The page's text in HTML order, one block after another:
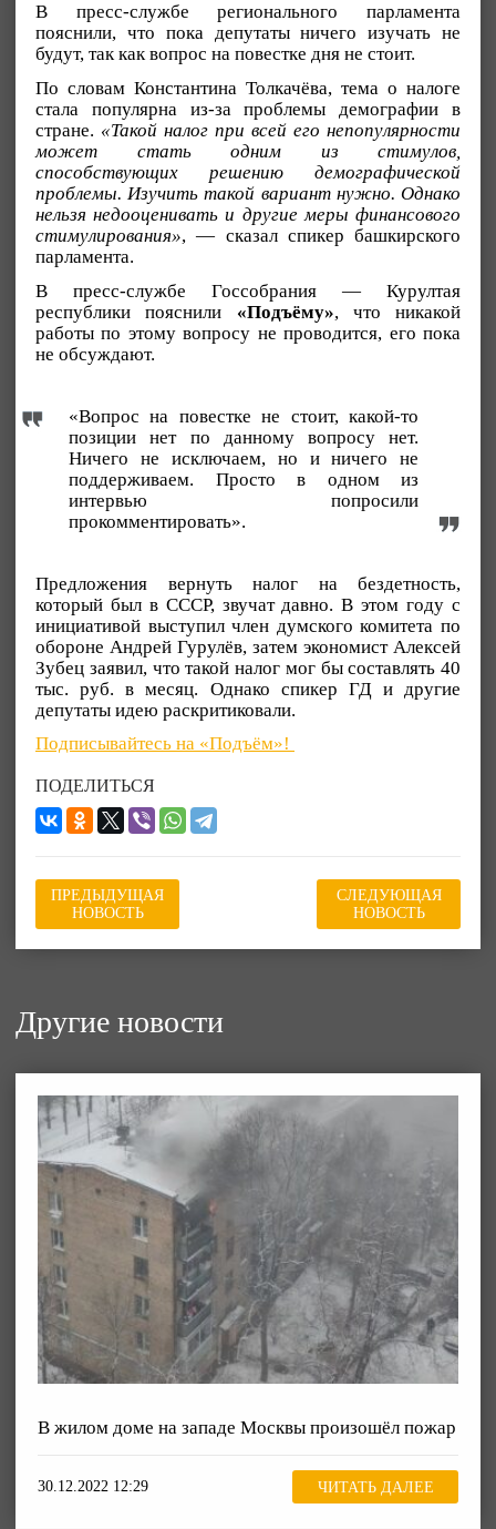
В пресс-службе регионального парламента
пояснили, что пока депутаты ничего изучать не
будут, так как вопрос на повестке дня не стоит.
По словам Константина Толкачёва, тема о налоге
стала популярна из-за проблемы демографии в
стране. «Такой налог при всей его непопулярности
может стать одним из стимулов,
способствующих решению демографической
проблемы. Изучить такой вариант нужно. Однако
нельзя недооценивать и другие меры финансового
стимулирования», — сказал спикер башкирского
парламента.
В пресс-службе Госсобрания — Курултая
республики пояснили «Подъёму», что никакой
работы по этому вопросу не проводится, его пока
не обсуждают.
«Вопрос на повестке не стоит, какой-то
позиции нет по данному вопросу нет.
Ничего не исключаем, но и ничего не
поддерживаем. Просто в одном из
интервью попросили
прокомментировать».
Предложения вернуть налог на бездетность,
который был в СССР, звучат давно. В этом году с
инициативой выступил член думского комитета по
обороне Андрей Гурулёв, затем экономист Алексей
Зубец заявил, что такой налог мог бы составлять 40
тыс. руб. в месяц. Однако спикер ГД и другие
депутаты идею раскритиковали.
Подписывайтесь на «Подъём»!
ПОДЕЛИТЬСЯ
ПРЕДЫДУЩАЯ
НОВОСТЬ
СЛЕДУЮЩАЯ
НОВОСТЬ
Другие новости
В жилом доме на западе Москвы произошёл пожар
30.12.2022 12:29 ЧИТАТЬ ДАЛЕЕ